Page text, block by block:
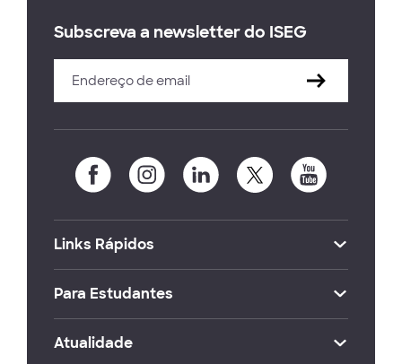
Subscreva a newsletter do ISEG
Links Rápidos
Para Estudantes
Atualidade